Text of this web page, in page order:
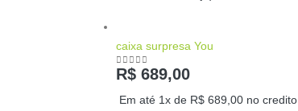
caixa surpresa You
0out of 5
R$ 689,00
Em até 1x de R$ 689,00 no credito